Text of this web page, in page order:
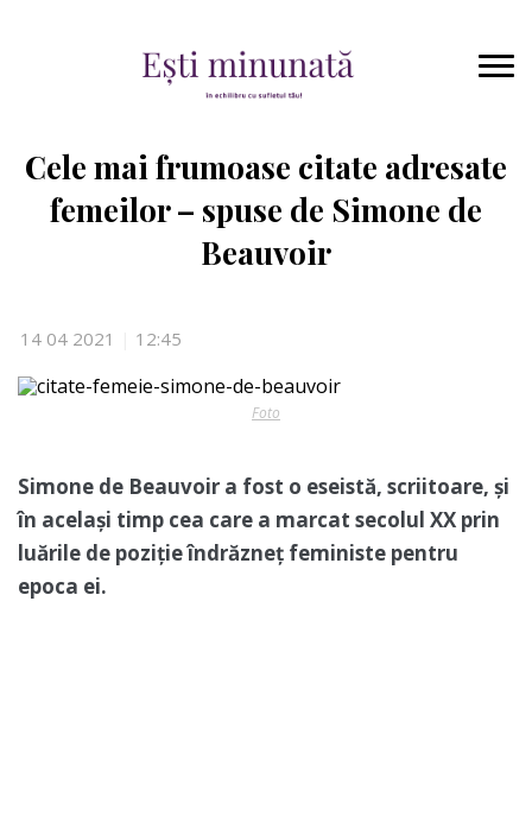
Cele mai frumoase citate adresate
femeilor – spuse de Simone de
Beauvoir
14 04 2021 12:45
Foto
Simone de Beauvoir a fost o eseistă, scriitoare, și
în același timp cea care a marcat secolul XX prin
luările de poziție îndrăzneț feministe pentru
epoca ei.